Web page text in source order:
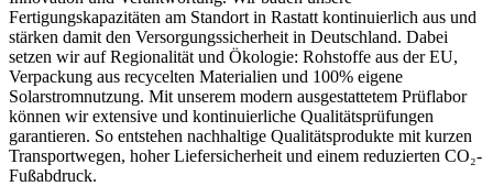
Fertigungskapazitäten am Standort in Rastatt kontinuierlich aus und
stärken damit den Versorgungssicherheit in Deutschland. Dabei
setzen wir auf Regionalität und Ökologie: Rohstoffe aus der EU,
Verpackung aus recycelten Materialien und 100% eigene
Solarstromnutzung. Mit unserem modern ausgestattetem Prüflabor
können wir extensive und kontinuierliche Qualitätsprüfungen
garantieren. So entstehen nachhaltige Qualitätsprodukte mit kurzen
Transportwegen, hoher Liefersicherheit und einem reduzierten CO₂-
Fußabdruck.